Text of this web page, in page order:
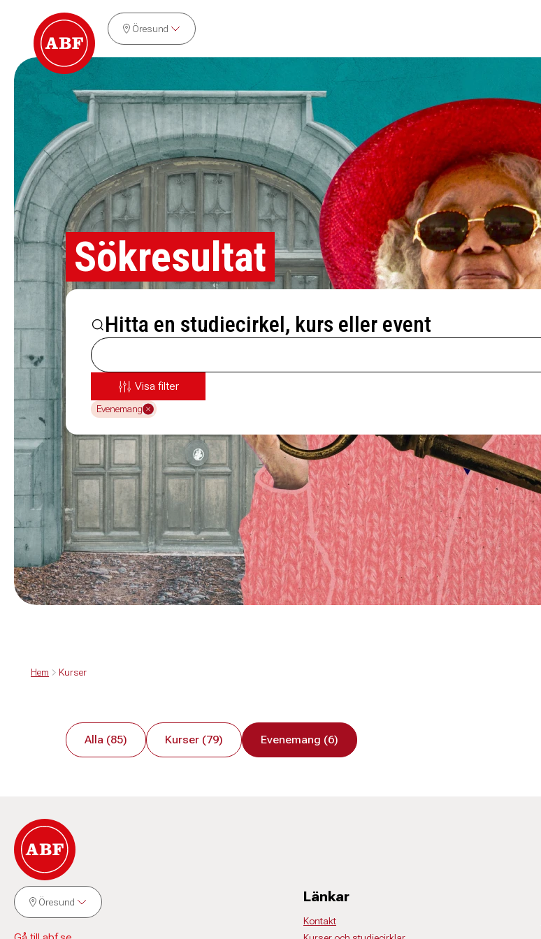
Öresund
Sökresultat
Hitta en studiecirkel, kurs eller event
Visa filter
Evenemang
Hem Kurser
Alla (85) Kurser (79) Evenemang (6)
Öresund Länkar
Kontakt